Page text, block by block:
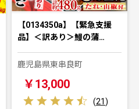
【0134350a】【緊急支援
品】＜訳あり＞鰻の蒲…
鹿児島県東串良町
￥13,000
(21)